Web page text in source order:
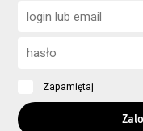
Zapamiętaj